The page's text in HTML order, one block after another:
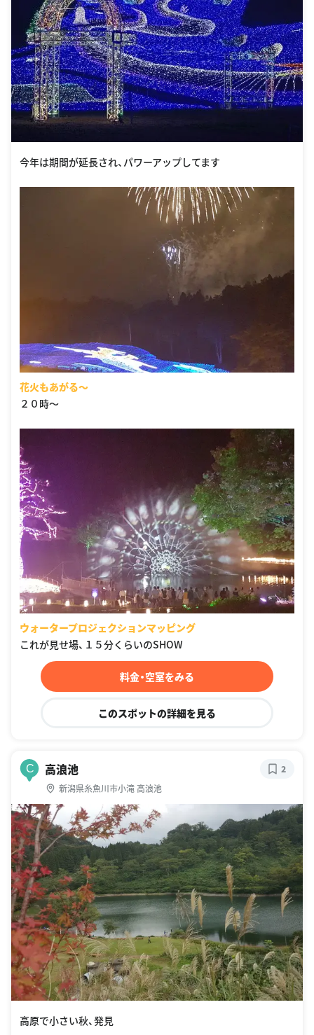
今年は期間が延長され、パワーアップしてます
花火もあがる〜
２０時〜
ウォータープロジェクションマッピング
これが見せ場、１５分くらいのSHOW
料金・空室をみる
このスポットの詳細を見る
C 高浪池
新潟県糸魚川市小滝 高浪池
2
高原で小さい秋、発見